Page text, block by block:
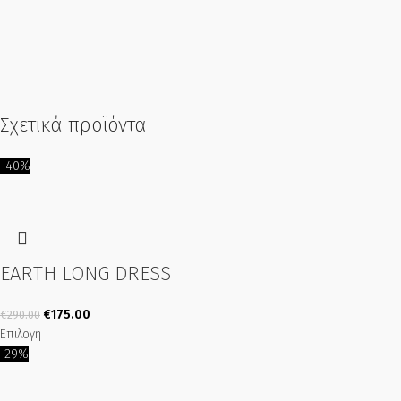
Σχετικά προϊόντα
-40%
EARTH LONG DRESS
€290.00 €175.00
Επιλογή
-29%